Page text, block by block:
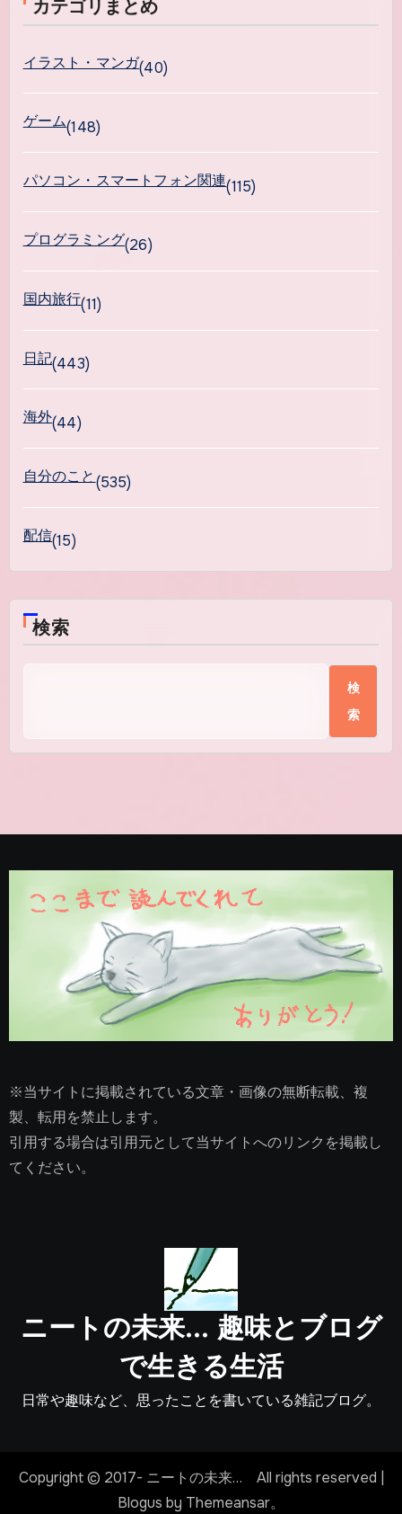
カテゴリまとめ
イラスト・マンガ(40)
ゲーム(148)
パソコン・スマートフォン関連(115)
プログラミング(26)
国内旅行(11)
日記(443)
海外(44)
自分のこと(535)
配信(15)
検索
検
索
※当サイトに掲載されている文章・画像の無断転載、複
製、転用を禁止します。
引用する場合は引用元として当サイトへのリンクを掲載し
てください。
ニートの未来… 趣味とブログ
で生きる生活
日常や趣味など、思ったことを書いている雑記ブログ。
Copyright © 2017- ニートの未来… All rights reserved |
Blogus by Themeansar。